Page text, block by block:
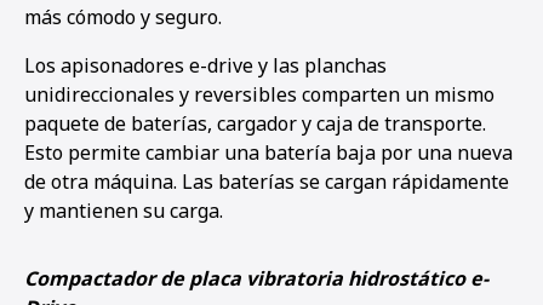
más cómodo y seguro.
Los apisonadores e-drive y las planchas
unidireccionales y reversibles comparten un mismo
paquete de baterías, cargador y caja de transporte.
Esto permite cambiar una batería baja por una nueva
de otra máquina. Las baterías se cargan rápidamente
y mantienen su carga.
Compactador de placa vibratoria hidrostático e-